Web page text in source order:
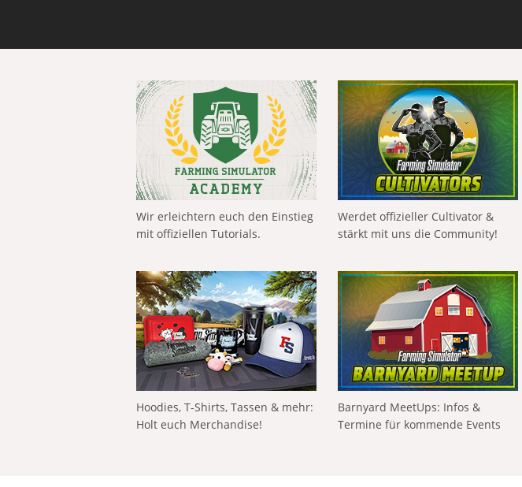
Wir erleichtern euch den Einstieg
mit offiziellen Tutorials.
Werdet offizieller Cultivator &
stärkt mit uns die Community!
Hoodies, T-Shirts, Tassen & mehr:
Holt euch Merchandise!
Barnyard MeetUps: Infos &
Termine für kommende Events